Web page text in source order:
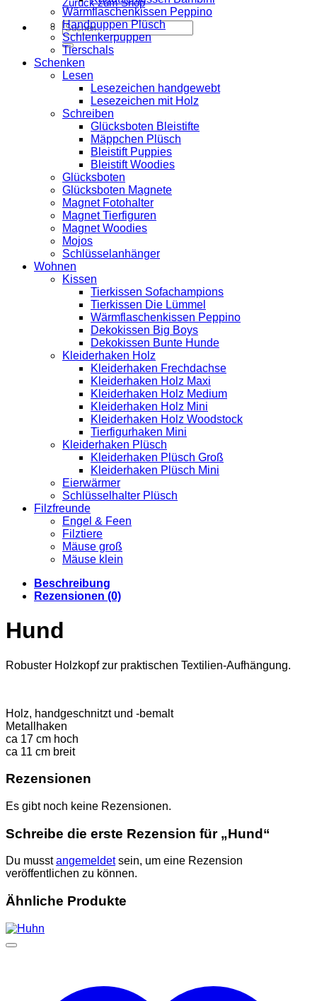
Suchen
nach:
Wärmflaschenkissen Peppino
Handpuppen Plüsch
Schlenkerpuppen
Tierschals
Schenken
Lesen
Lesezeichen handgewebt
Lesezeichen mit Holz
Schreiben
Glücksboten Bleistifte
Mäppchen Plüsch
Bleistift Puppies
Bleistift Woodies
Glücksboten
Glücksboten Magnete
Magnet Fotohalter
Magnet Tierfiguren
Magnet Woodies
Mojos
Schlüsselanhänger
Wohnen
Kissen
Tierkissen Sofachampions
Tierkissen Die Lümmel
Wärmflaschenkissen Peppino
Dekokissen Big Boys
Dekokissen Bunte Hunde
Kleiderhaken Holz
Kleiderhaken Frechdachse
Kleiderhaken Holz Maxi
Kleiderhaken Holz Medium
Kleiderhaken Holz Mini
Kleiderhaken Holz Woodstock
Tierfigurhaken Mini
Kleiderhaken Plüsch
Kleiderhaken Plüsch Groß
Kleiderhaken Plüsch Mini
Eierwärmer
Schlüsselhalter Plüsch
Filzfreunde
Engel & Feen
Filztiere
Mäuse groß
Mäuse klein
Beschreibung
Rezensionen (0)
Hund
Robuster Holzkopf zur praktischen Textilien-Aufhängung.
Holz, handgeschnitzt und -bemalt
Metallhaken
ca 17 cm hoch
ca 11 cm breit
Rezensionen
Es gibt noch keine Rezensionen.
Schreibe die erste Rezension für „Hund“
Du musstangemeldetsein, um eine Rezension
veröffentlichen zu können.
Ähnliche Produkte